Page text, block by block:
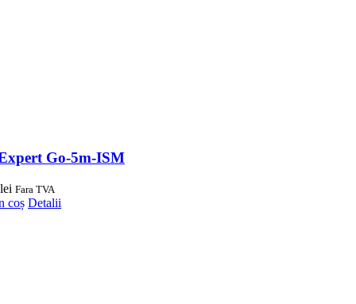
Go-5m-ISM
lei Fara TVA
coș Detalii